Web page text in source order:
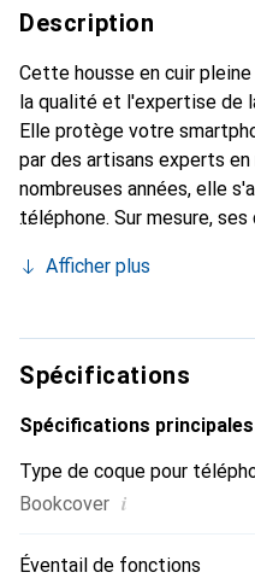
Description
Cette housse en cuir
la qualité et l'expertise de
Elle protège votre
par des artisans experts
nombreuses années, elle
téléphone. Sur mesure,
chic et essentiel pour votre
marque Noreve est un
exigeante.
Afficher plus
Spécifications
Spécifications principales
Type de coque pour
Bookcover i
Éventail de fonctions